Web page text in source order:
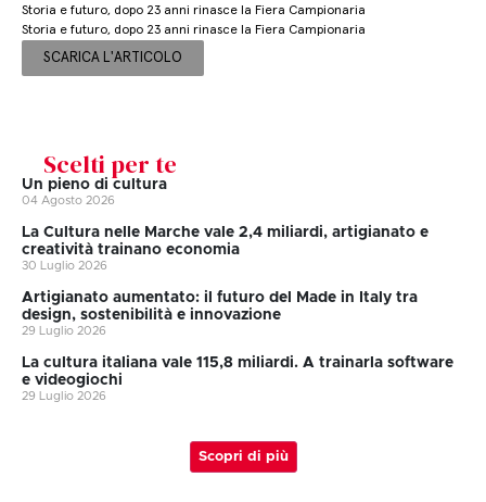
Storia e futuro, dopo 23 anni rinasce la Fiera Campionaria
Storia e futuro, dopo 23 anni rinasce la Fiera Campionaria
SCARICA L'ARTICOLO
Scelti per te
Un pieno di cultura
04 Agosto 2026
La Cultura nelle Marche vale 2,4 miliardi, artigianato e
creatività trainano economia
30 Luglio 2026
Artigianato aumentato: il futuro del Made in Italy tra
design, sostenibilità e innovazione
29 Luglio 2026
La cultura italiana vale 115,8 miliardi. A trainarla software
e videogiochi
29 Luglio 2026
Scopri di più